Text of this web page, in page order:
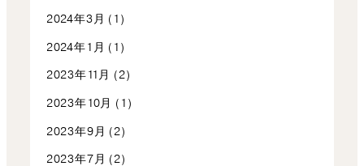
2024年3月 (1)
2024年1月 (1)
2023年11月 (2)
2023年10月 (1)
2023年9月 (2)
2023年7月 (2)